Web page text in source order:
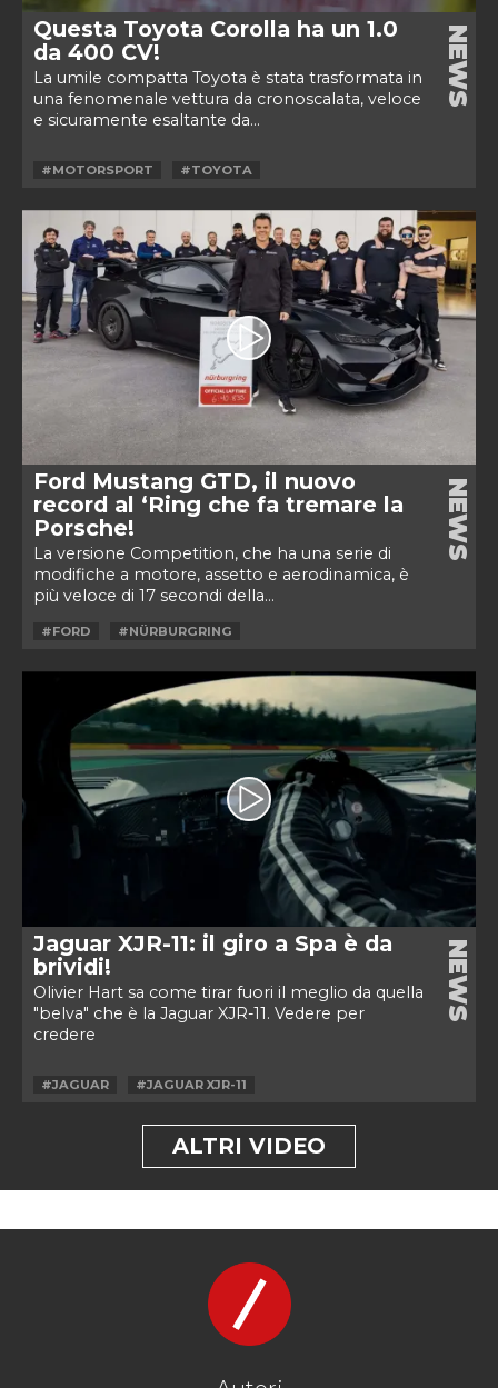
Questa Toyota Corolla ha un 1.0
da 400 CV!
La umile compatta Toyota è stata trasformata in
una fenomenale vettura da cronoscalata, veloce
e sicuramente esaltante da...
NEWS
#MOTORSPORT #TOYOTA
Ford Mustang GTD, il nuovo
record al ‘Ring che fa tremare la
Porsche!
La versione Competition, che ha una serie di
modifiche a motore, assetto e aerodinamica, è
più veloce di 17 secondi della...
NEWS
#FORD #NÜRBURGRING
Jaguar XJR-11: il giro a Spa è da
brividi!
Olivier Hart sa come tirar fuori il meglio da quella
"belva" che è la Jaguar XJR-11. Vedere per
credere
NEWS
#JAGUAR #JAGUAR XJR-11
ALTRI VIDEO